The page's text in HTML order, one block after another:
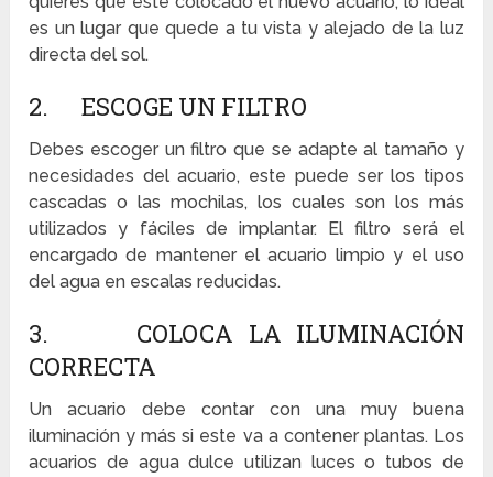
es un lugar que quede a tu vista y alejado de la luz
directa del sol.
2. ESCOGE UN FILTRO
Debes escoger un filtro que se adapte al tamaño y
necesidades del acuario, este puede ser los tipos
cascadas o las mochilas, los cuales son los más
utilizados y fáciles de implantar. El filtro será el
encargado de mantener el acuario limpio y el uso
del agua en escalas reducidas.
3. COLOCA LA ILUMINACIÓN
CORRECTA
Un acuario debe contar con una muy buena
iluminación y más si este va a contener plantas. Los
acuarios de agua dulce utilizan luces o tubos de